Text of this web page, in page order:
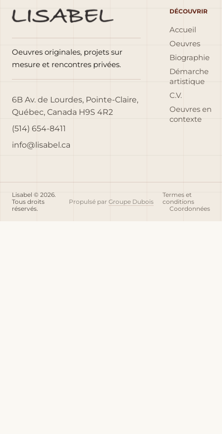
Oeuvres originales, projets sur
mesure et rencontres privées.
6B Av. de Lourdes, Pointe-Claire,
Québec, Canada H9S 4R2
(514) 654-8411
info@lisabel.ca
DÉCOUVRIR
Accueil
Oeuvres
Biographie
Démarche
artistique
C.V.
Oeuvres en
contexte
Lisabel © 2026.
Tous droits
réservés.
Propulsé par Groupe Dubois
Termes et
conditions
Coordonnées